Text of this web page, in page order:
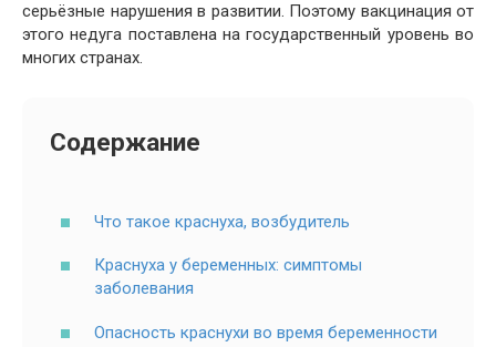
серьёзные нарушения в развитии. Поэтому вакцинация от
этого недуга поставлена на государственный уровень во
многих странах.
Содержание
Что такое краснуха, возбудитель
Краснуха у беременных: симптомы
заболевания
Опасность краснухи во время беременности